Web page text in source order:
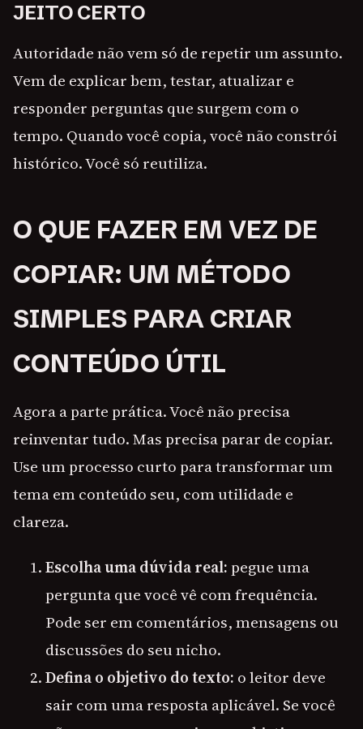
JEITO CERTO
Autoridade não vem só de repetir um assunto.
Vem de explicar bem, testar, atualizar e
responder perguntas que surgem com o
tempo. Quando você copia, você não constrói
histórico. Você só reutiliza.
O QUE FAZER EM VEZ DE
COPIAR: UM MÉTODO
SIMPLES PARA CRIAR
CONTEÚDO ÚTIL
Agora a parte prática. Você não precisa
reinventar tudo. Mas precisa parar de copiar.
Use um processo curto para transformar um
tema em conteúdo seu, com utilidade e
clareza.
Escolha uma dúvida real:pegue uma
pergunta que você vê com frequência.
Pode ser em comentários, mensagens ou
discussões do seu nicho.
Defina o objetivo do texto: o leitor deve
sair com uma resposta aplicável. Se você